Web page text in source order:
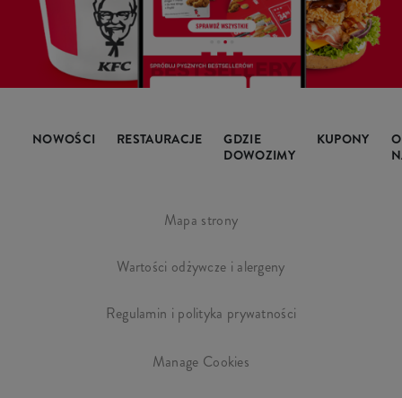
NOWOŚCI RESTAURACJE
GDZIE
DOWOZIMY
KUPONY
O
Mapa strony
Wartości odżywcze i alergeny
Regulamin i polityka prywatności
Manage Cookies